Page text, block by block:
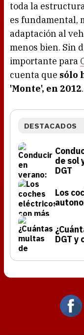
toda la
es fundamental,
adaptación al
menos bien. Sin
importante para
cuenta que sólo
'Monte', en 2012.
DESTACADOS
de sol
DGT
Los
DGT y